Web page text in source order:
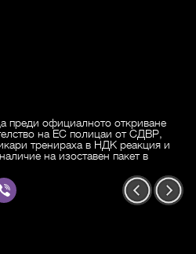
преди официалното откриване
на ЕС полицаи от СДВР,
тренираха в НДК реакция и
на изоставен пакет в